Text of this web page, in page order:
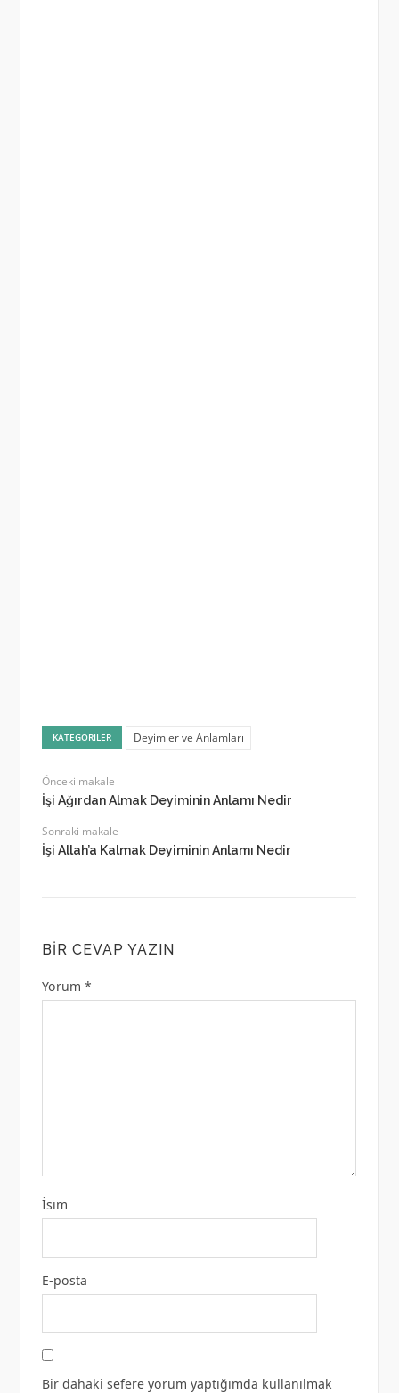
KATEGORILER Deyimler ve Anlamları
Önceki makale
İşi Ağırdan Almak Deyiminin Anlamı Nedir
Sonraki makale
İşi Allah’a Kalmak Deyiminin Anlamı Nedir
BIR CEVAP YAZIN
Yorum *
İsim
E-posta
Bir dahaki sefere yorum yaptığımda kullanılmak